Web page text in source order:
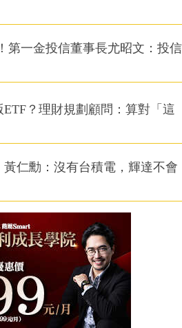
第一金投信董事長尤昭文：投信
？理財規劃顧問：算對「這
仁勳：沒有台積電，輝達不會